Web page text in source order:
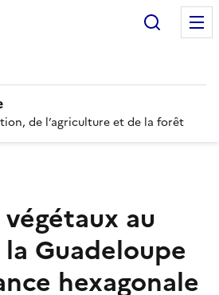
de l’agriculture et de la forêt
végétaux au
Guadeloupe
hexagonale